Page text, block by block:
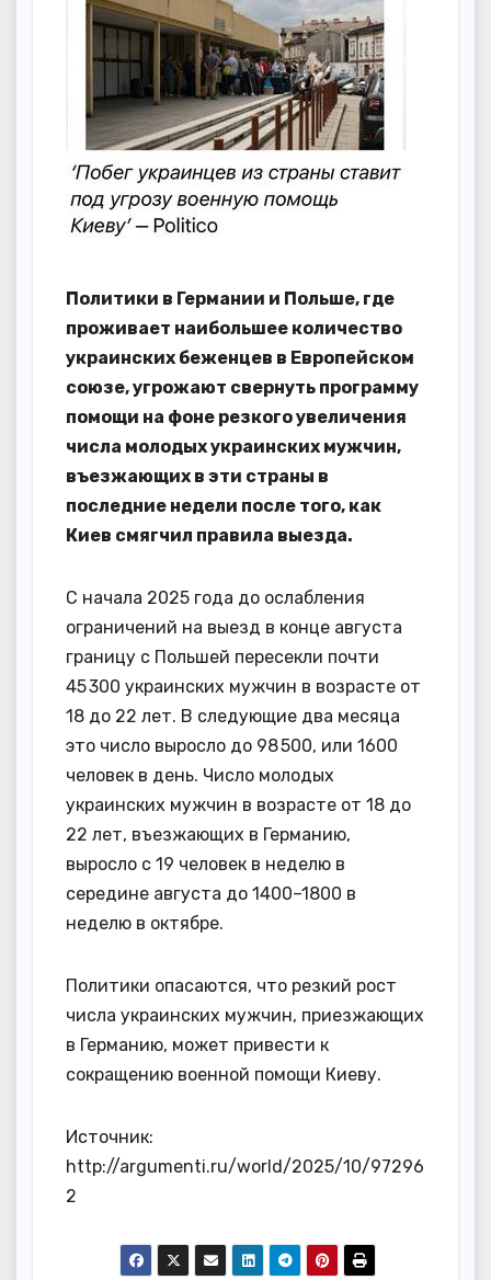
Политики в Германии и Польше, где
проживает наибольшее количество
украинских беженцев в Европейском
союзе, угрожают свернуть программу
помощи на фоне резкого увеличения
числа молодых украинских мужчин,
въезжающих в эти страны в
последние недели после того, как
Киев смягчил правила выезда.
С начала 2025 года до ослабления
ограничений на выезд в конце августа
границу с Польшей пересекли почти
45 300 украинских мужчин в возрасте от
18 до 22 лет. В следующие два месяца
это число выросло до 98 500, или 1600
человек в день. Число молодых
украинских мужчин в возрасте от 18 до
22 лет, въезжающих в Германию,
выросло с 19 человек в неделю в
середине августа до 1400–1800 в
неделю в октябре.
Политики опасаются, что резкий рост
числа украинских мужчин, приезжающих
в Германию, может привести к
сокращению военной помощи Киеву.
Источник:
http://argumenti.ru/world/2025/10/97296
2